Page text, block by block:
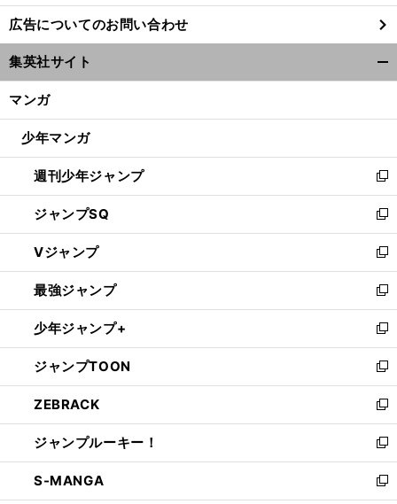
し
い
ウ
ィ
ン
ウ
開
く
広告についてのお問い合わせ
集英社サイト
マンガ
少年マンガ
週刊少年ジャンプ
新
し
い
ウ
ィ
ン
ド
ウ
で
開
く
ジャンプSQ
新
し
い
ウ
ィ
ン
ド
ウ
で
開
く
Vジャンプ
新
し
い
ウ
ィ
ン
ド
ウ
で
開
く
最強ジャンプ
新
し
い
ウ
ィ
ン
ド
ウ
で
開
く
少年ジャンプ+
新
し
い
ウ
ィ
ン
ド
ウ
で
開
ジャンプTOON
新
し
い
ウ
ィ
ン
ド
ウ
ZEBRACK
新
し
い
ウ
ィ
ジャンプルーキー！
新
し
い
S-MANGA
新